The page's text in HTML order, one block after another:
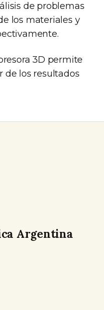
de problemas
los materiales y
3D permite
de los resultados
Argentina